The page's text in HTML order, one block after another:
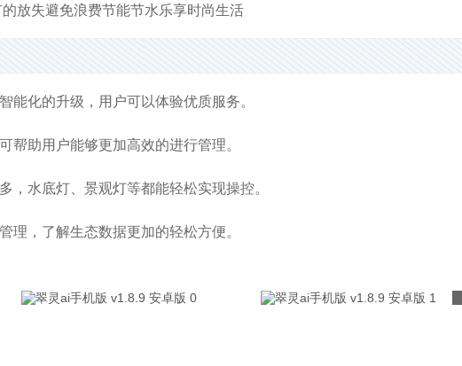
放失避免浪费节能节水乐享时尚生活
能化的升级，用户可以体验优质服务。
帮助用户能够更加高效的进行管理。
，水底灯、景观灯等都能轻松实现操控。
理，了解生态数据更加的轻松方便。